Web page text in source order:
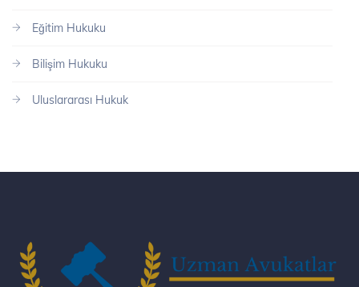
Eğitim Hukuku
Bilişim Hukuku
Uluslararası Hukuk